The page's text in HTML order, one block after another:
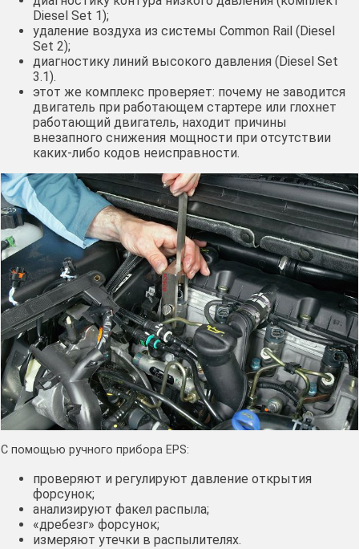
Diesel Set 1);
удаление воздуха из системы Common Rail (Diesel
Set 2);
диагностику линий высокого давления (Diesel Set
3.1).
этот же комплекс проверяет: почему не заводится
двигатель при работающем стартере или глохнет
работающий двигатель, находит причины
внезапного снижения мощности при отсутствии
каких-либо кодов неисправности.
С помощью ручного прибора EPS:
проверяют и регулируют давление открытия
форсунок;
анализируют факел распыла;
«дребезг» форсунок;
измеряют утечки в распылителях.